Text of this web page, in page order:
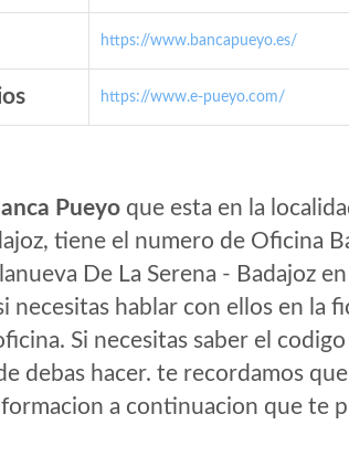
https://www.bancapueyo.es/
https://www.e-pueyo.com/
Pueyo que esta en la
tiene el numero de Oficina
De La Serena - Badajoz
necesitas hablar con ellos en la
Si necesitas saber el
debas hacer. te recordamos
a continuacion que te